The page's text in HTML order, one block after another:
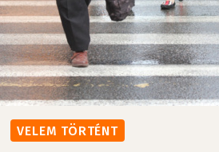
VELEM TÖRTÉNT